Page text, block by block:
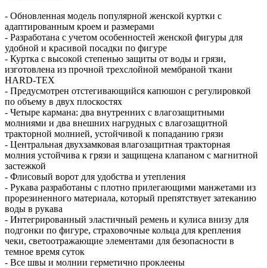
- Обновленная модель популярной женской куртки с
адаптированным кроем и размерами
- Разработана с учетом особенностей женской фигуры для
удобной и красивой посадки по фигуре
- Куртка с высокой степенью защиты от воды и грязи,
изготовлена из прочной трехслойной мембраной ткани
HARD-TEX
- Предусмотрен отстегивающийся капюшон с регулировкой
по объему в двух плоскостях
- Четыре кармана: два внутренних с влагозащитными
молниями и два внешних нагрудных с влагозащитной
тракторной молнией, устойчивой к попаданию грязи
- Центральная двухзамковая влагозащитная тракторная
молния устойчива к грязи и защищена клапаном с магнитной
застежкой
- Флисовый ворот для удобства и утепления
- Рукава разработаны с плотно прилегающими манжетами из
прорезиненного материала, который препятствует затеканию
воды в рукава
- Интегрированный эластичный ремень и кулиса внизу для
подгонки по фигуре, страховочные кольца для крепления
чеки, светоотражающие элементами для безопасности в
темное время суток
- Все швы и молнии герметично проклеены